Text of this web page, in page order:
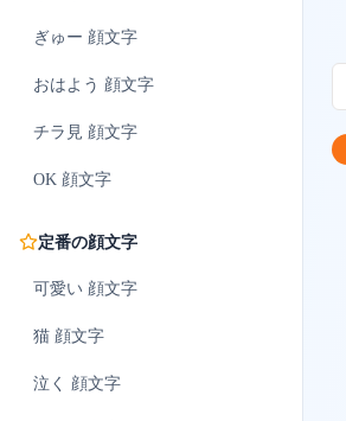
ぎゅー 顔文字
おはよう 顔文字
チラ見 顔文字
OK 顔文字
定番の顔文字
可愛い 顔文字
猫 顔文字
泣く 顔文字